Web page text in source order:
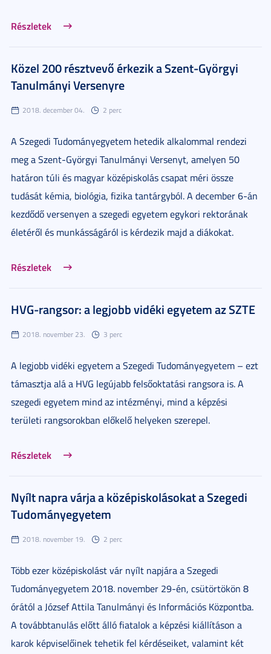
Részletek
Közel 200 résztvevő érkezik a Szent-Györgyi
Tanulmányi Versenyre
2018. december 04. 2 perc
A Szegedi Tudományegyetem hetedik alkalommal rendezi
meg a Szent-Györgyi Tanulmányi Versenyt, amelyen 50
határon túli és magyar középiskolás csapat méri össze
tudását kémia, biológia, fizika tantárgyból. A december 6-án
kezdődő versenyen a szegedi egyetem egykori rektorának
életéről és munkásságáról is kérdezik majd a diákokat.
Részletek
HVG-rangsor: a legjobb vidéki egyetem az SZTE
2018. november 23. 3 perc
A legjobb vidéki egyetem a Szegedi Tudományegyetem – ezt
támasztja alá a HVG legújabb felsőoktatási rangsora is. A
szegedi egyetem mind az intézményi, mind a képzési
területi rangsorokban előkelő helyeken szerepel.
Részletek
Nyílt napra várja a középiskolásokat a Szegedi
Tudományegyetem
2018. november 19. 2 perc
Több ezer középiskolást vár nyílt napjára a Szegedi
Tudományegyetem 2018. november 29-én, csütörtökön 8
órától a József Attila Tanulmányi és Információs Központba.
A továbbtanulás előtt álló fiatalok a képzési kiállításon a
karok képviselőinek tehetik fel kérdéseiket, valamint két